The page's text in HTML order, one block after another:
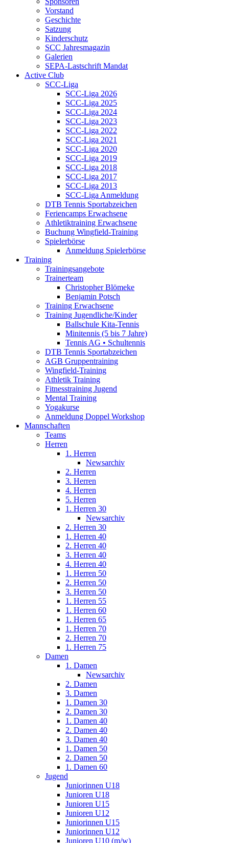
Vorstand
Geschichte
Satzung
Kinderschutz
SCC Jahresmagazin
Galerien
SEPA-Lastschrift Mandat
Active Club
SCC-Liga
SCC-Liga 2026
SCC-Liga 2025
SCC-Liga 2024
SCC-Liga 2023
SCC-Liga 2022
SCC-Liga 2021
SCC-Liga 2020
SCC-Liga 2019
SCC-Liga 2018
SCC-Liga 2017
SCC-Liga 2013
SCC-Liga Anmeldung
DTB Tennis Sportabzeichen
Feriencamps Erwachsene
Athletiktraining Erwachsene
Buchung Wingfield-Training
Spielerbörse
Anmeldung Spielerbörse
Training
Trainingsangebote
Trainerteam
Christopher Blömeke
Benjamin Potsch
Training Erwachsene
Training Jugendliche/Kinder
Ballschule Kita-Tennis
Minitennis (5 bis 7 Jahre)
Tennis AG • Schultennis
DTB Tennis Sportabzeichen
AGB Gruppentraining
Wingfield-Training
Athletik Training
Fitnesstraining Jugend
Mental Training
Yogakurse
Anmeldung Doppel Workshop
Mannschaften
Teams
Herren
1. Herren
Newsarchiv
2. Herren
3. Herren
4. Herren
5. Herren
1. Herren 30
Newsarchiv
2. Herren 30
1. Herren 40
2. Herren 40
3. Herren 40
4. Herren 40
1. Herren 50
2. Herren 50
3. Herren 50
1. Herren 55
1. Herren 60
1. Herren 65
1. Herren 70
2. Herren 70
1. Herren 75
Damen
1. Damen
Newsarchiv
2. Damen
3. Damen
1. Damen 30
2. Damen 30
1. Damen 40
2. Damen 40
3. Damen 40
1. Damen 50
2. Damen 50
1. Damen 60
Jugend
Juniorinnen U18
Junioren U18
Junioren U15
Junioren U12
Juniorinnen U15
Juniorinnen U12
Junioren U10 (m/w)